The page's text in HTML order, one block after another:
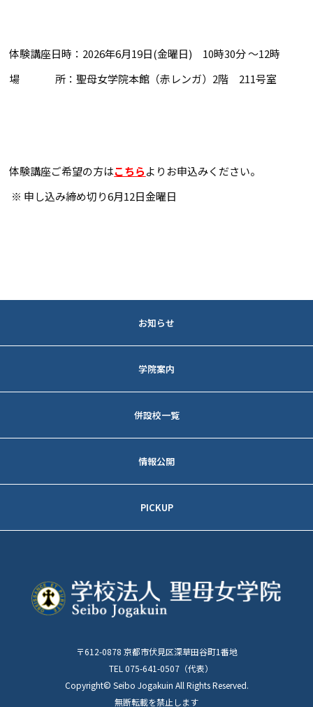
体験講座日時：2026年6月19日(金曜日) 10時30分 ～12時
場 所：聖母女学院本館（赤レンガ）2階 211号室
体験講座ご希望の方はこちらよりお申込みください。
※ 申し込み締め切り6月12日金曜日
お知らせ
法人トピックス
各学校トピックス
学院案内
教育方針
理事長メッセージ
校訓
スクールシンボル
併設校一覧
京都 藤森キャンパス
─アクセス
─アクセス
─入試情報
聖母教育支援センターとは
情報公開
財務状況
学則
PICKUP
聖母女学院 本館及び
記念室の見学について
同窓会について
保育士・幼稚園教諭
〒612-0878 京都市伏見区深草田谷町1番地
TEL 075-641-0507（代表）
Copyright© Seibo Jogakuin All Rights Reserved.
無断転載を禁止します